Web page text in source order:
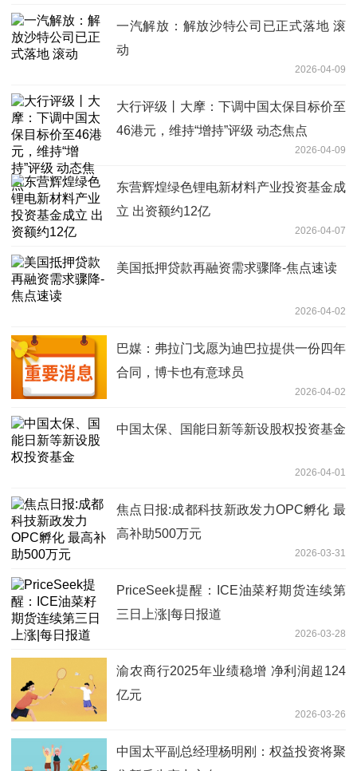
一汽解放：解放沙特公司已正式落地 滚
动
2026-04-09
大行评级丨大摩：下调中国太保目标价至
46港元，维持“增持”评级 动态焦点
2026-04-09
东营辉煌绿色锂电新材料产业投资基金成
立 出资额约12亿
2026-04-07
美国抵押贷款再融资需求骤降-焦点速读
2026-04-02
巴媒：弗拉门戈愿为迪巴拉提供一份四年
合同，博卡也有意球员
2026-04-02
中国太保、国能日新等新设股权投资基金
2026-04-01
焦点日报:成都科技新政发力OPC孵化 最
高补助500万元
2026-03-31
PriceSeek提醒：ICE油菜籽期货连续第
三日上涨|每日报道
2026-03-28
渝农商行2025年业绩稳增 净利润超124
亿元
2026-03-26
中国太平副总经理杨明刚：权益投资将聚